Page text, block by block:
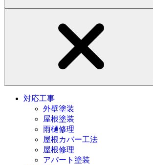
対応工事
外壁塗装
屋根塗装
雨樋修理
屋根カバー工法
屋根修理
アパート塗装